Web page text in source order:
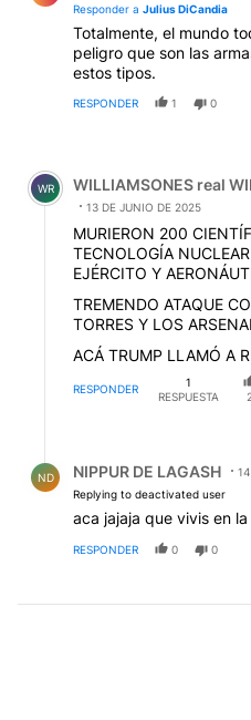
Responder a Julius DiCandia
Totalmente, el mundo
peligro que son las
estos tipos.
RESPONDER 1 0
Comentario de
WR WILLIAMSONES real
13 DE JUNIO DE 2025
MURIERON 200
TECNOLOGÍA
EJÉRCITO Y
TREMENDO ATAQUE
TORRES Y LOS
ACÁ TRUMP LLAMÓ A
RESPONDER
1
RESPUESTA
ND NIPPUR DE LAGASH
Replying to deactivated user
aca jajaja que vivis en
RESPONDER 0 0